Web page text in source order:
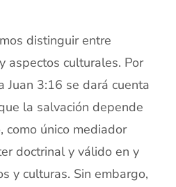
distinguir entre
aspectos culturales. Por
Juan 3:16 se dará cuenta
la salvación depende
como único mediador
doctrinal y válido en y
y culturas. Sin embargo,